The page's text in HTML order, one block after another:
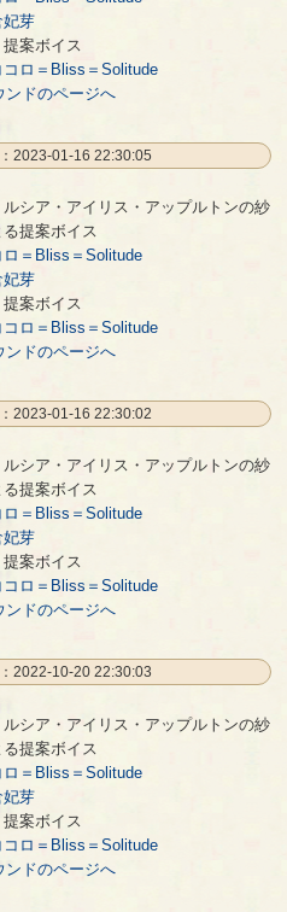
ルトンの紗倉妃芽による提案ボイス
妃芽
案ボイス
コロ＝Bliss＝Solitude
ンドのページへ
2023-01-16 22:30:05
ルトンの紗倉妃芽による提案ボイス
ルシア・アイリス・アップルトンの紗
提案ボイス
ロ＝Bliss＝Solitude
妃芽
案ボイス
コロ＝Bliss＝Solitude
ンドのページへ
2023-01-16 22:30:02
ルトンの紗倉妃芽による提案ボイス
ルシア・アイリス・アップルトンの紗
提案ボイス
ロ＝Bliss＝Solitude
妃芽
案ボイス
コロ＝Bliss＝Solitude
ンドのページへ
2022-10-20 22:30:03
ルトンの紗倉妃芽による提案ボイス
ルシア・アイリス・アップルトンの紗
提案ボイス
ロ＝Bliss＝Solitude
妃芽
案ボイス
コロ＝Bliss＝Solitude
ンドのページへ